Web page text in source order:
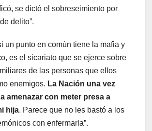
se dictó el sobreseimiento por
delito”.
un punto en común tiene la mafia y
es el sicariato que se ejerce sobre
de las personas que ellos
enemigos. La Nación una vez
amenazar con meter presa a
hija. Parece que no les bastó a los
con enfermarla”.